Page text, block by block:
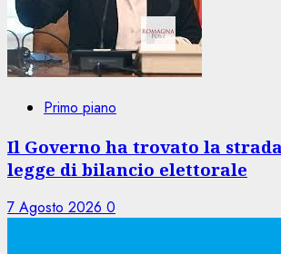
Primo piano
Il Governo ha trovato la
legge di bilancio elettorale
7 Agosto 2026 0